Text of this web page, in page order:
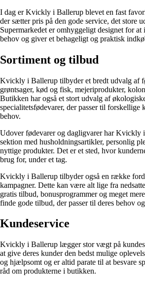
I dag er Kvickly i Ballerup blevet en fast
der sætter pris på den gode service, det store
Supermarkedet er omhyggeligt designet for at
behov og giver et behageligt og praktisk
Sortiment og tilbud
Kvickly i Ballerup tilbyder et bredt udvalg af
grøntsager, kød og fisk, mejeriprodukter,
Butikken har også et stort udvalg af
specialitetsfødevarer, der passer til forskellige
behov.
Udover fødevarer og dagligvarer har Kvickly
sektion med husholdningsartikler, personlig
nyttige produkter. Det er et sted, hvor
brug for, under et tag.
Kvickly i Ballerup tilbyder også en række
kampagner. Dette kan være alt lige fra
gratis tilbud, bonusprogrammer og meget
finde gode tilbud, der passer til deres behov
Kundeservice
Kvickly i Ballerup lægger stor vægt på
at give deres kunder den bedst mulige
og hjælpsomt og er altid parate til at besvare
råd om produkterne i butikken.